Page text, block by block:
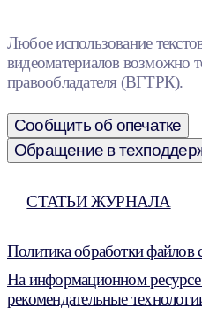
Любое использование
видеоматериалов возможно
правообладателя (ВГТРК).
Сообщить об опечатке
Обращение в
СТАТЬИ ЖУРНАЛА
Политика обработки файлов
На информационном
рекомендательные